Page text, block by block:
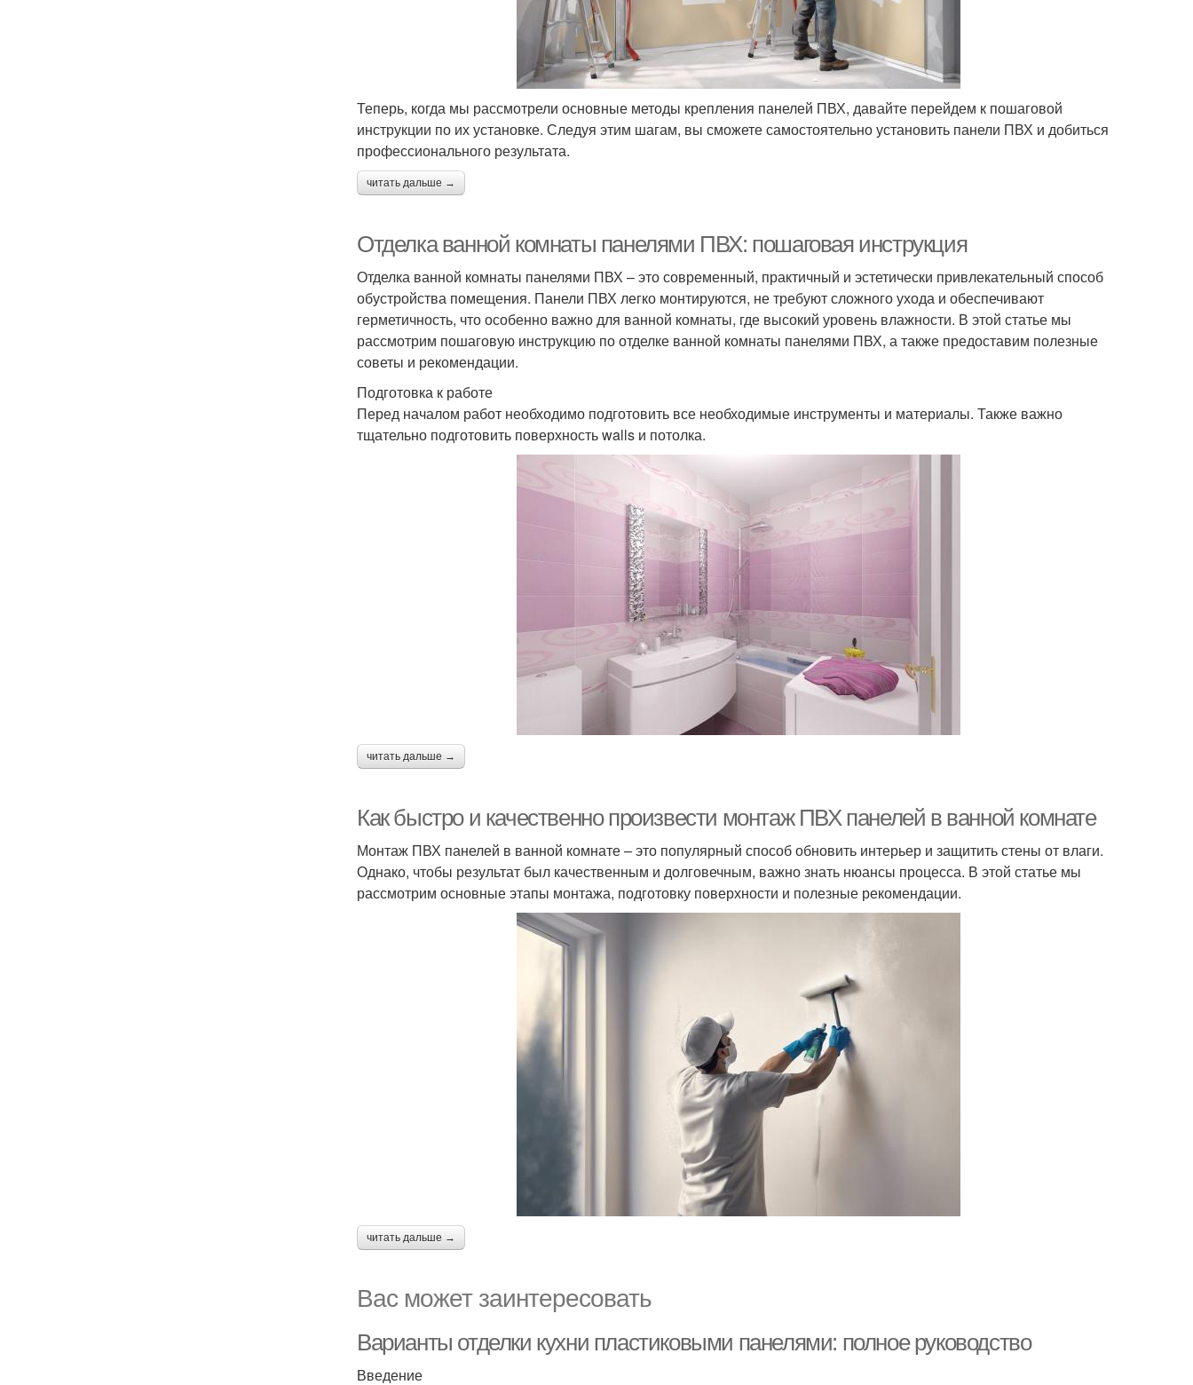
Теперь, когда мы рассмотрели основные методы крепления панелей ПВХ, давайте перейдем к пошаговой
инструкции по их установке. Следуя этим шагам, вы сможете самостоятельно установить панели ПВХ и добиться
профессионального результата.
читать дальше →
Отделка ванной комнаты панелями ПВХ: пошаговая инструкция
Отделка ванной комнаты панелями ПВХ – это современный, практичный и эстетически привлекательный способ
обустройства помещения. Панели ПВХ легко монтируются, не требуют сложного ухода и обеспечивают
герметичность, что особенно важно для ванной комнаты, где высокий уровень влажности. В этой статье мы
рассмотрим пошаговую инструкцию по отделке ванной комнаты панелями ПВХ, а также предоставим полезные
советы и рекомендации.
Подготовка к работе
Перед началом работ необходимо подготовить все необходимые инструменты и материалы. Также важно
тщательно подготовить поверхность walls и потолка.
читать дальше →
Как быстро и качественно произвести монтаж ПВХ панелей в ванной комнате
Монтаж ПВХ панелей в ванной комнате – это популярный способ обновить интерьер и защитить стены от влаги.
Однако, чтобы результат был качественным и долговечным, важно знать нюансы процесса. В этой статье мы
рассмотрим основные этапы монтажа, подготовку поверхности и полезные рекомендации.
читать дальше →
Вас может заинтересовать
Варианты отделки кухни пластиковыми панелями: полное руководство
Введение